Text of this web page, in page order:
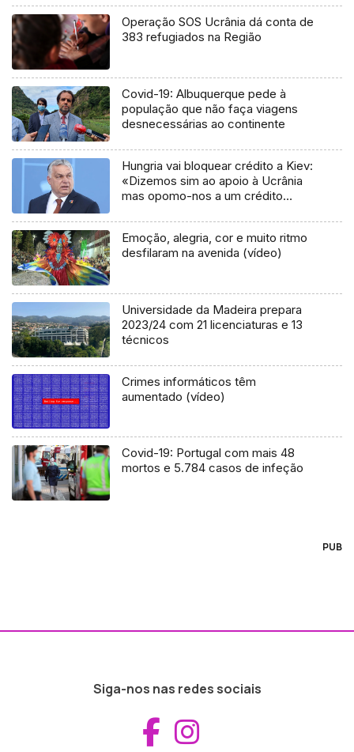
Operação SOS Ucrânia dá conta de
383 refugiados na Região
Covid-19: Albuquerque pede à
população que não faça viagens
desnecessárias ao continente
Hungria vai bloquear crédito a Kiev:
«Dizemos sim ao apoio à Ucrânia
mas opomo-nos a um crédito
Emoção, alegria, cor e muito ritmo
desfilaram na avenida (vídeo)
Universidade da Madeira prepara
2023/24 com 21 licenciaturas e 13
técnicos
Crimes informáticos têm
aumentado (vídeo)
Covid-19: Portugal com mais 48
mortos e 5.784 casos de infeção
PUB
Siga-nos nas redes sociais
Aceder ao